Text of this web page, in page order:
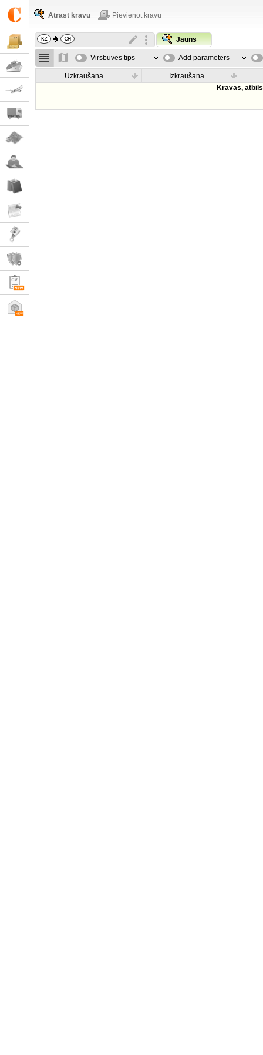
Atrast kravu Pievienot kravu
Jauns
Virsbūves tips Add parameters
Uzkraušana
Izkraušana
Kravas,